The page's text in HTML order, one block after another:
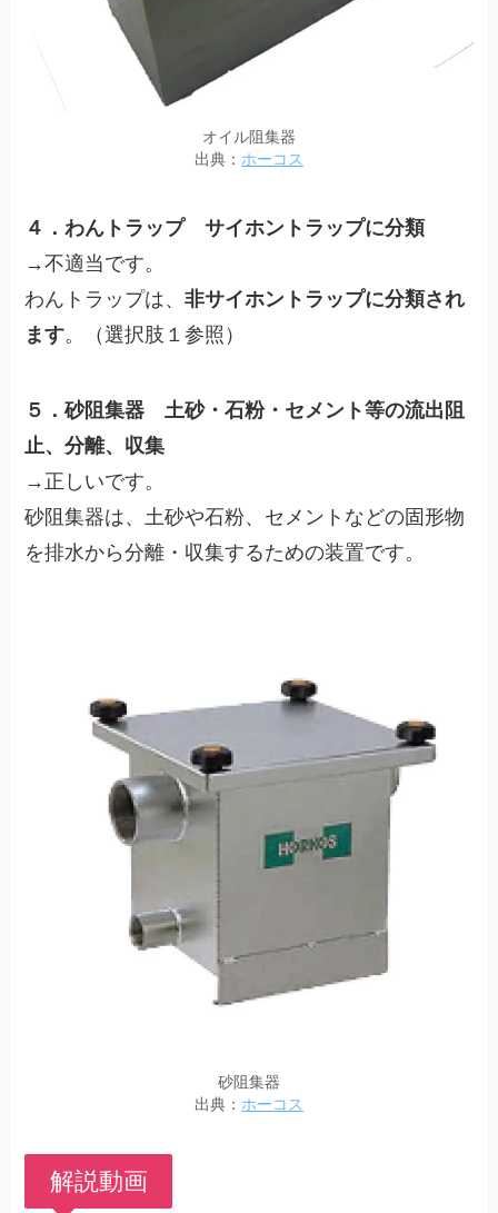
オイル阻集器
出典： ホーコス
４．わんトラップ サイホントラップに分類
→不適当です。
わんトラップは、非サイホントラップに分類され
ます。（選択肢１参照）
５．砂阻集器 土砂・石粉・セメント等の流出阻
止、分離、収集
→正しいです。
砂阻集器は、土砂や石粉、セメントなどの固形物
を排水から分離・収集するための装置です。
砂阻集器
出典： ホーコス
解説動画